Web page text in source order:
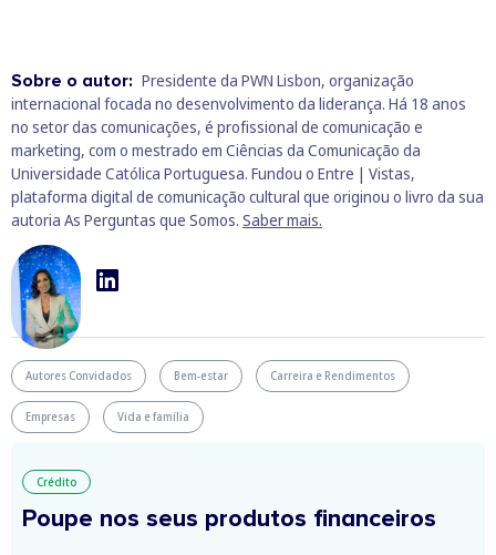
Sobre o autor: Presidente da PWN Lisbon, organização
internacional focada no desenvolvimento da liderança. Há 18 anos
no setor das comunicações, é profissional de comunicação e
marketing, com o mestrado em Ciências da Comunicação da
Universidade Católica Portuguesa. Fundou o Entre | Vistas,
plataforma digital de comunicação cultural que originou o livro da sua
autoria As Perguntas que Somos. Saber mais.
Autores Convidados Bem-estar Carreira e Rendimentos
Empresas Vida e família
Crédito
Poupe nos seus produtos financeiros